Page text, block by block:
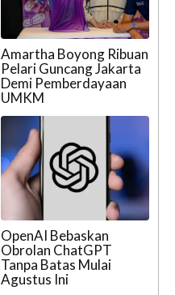
Amartha Boyong Ribuan
Pelari Guncang Jakarta
Demi Pemberdayaan
UMKM
OpenAI Bebaskan
Obrolan ChatGPT
Tanpa Batas Mulai
Agustus Ini